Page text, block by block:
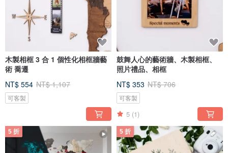
木製相框 3 合 1 個性化相框牆藝
術 喬遷
NT$ 554 NT$ 1,107
可客製
鼓舞人心的藝術牆、木製相框、
照片禮品、相框
NT$ 353 NT$ 706
可客製
5 (1)
5 折 5 折